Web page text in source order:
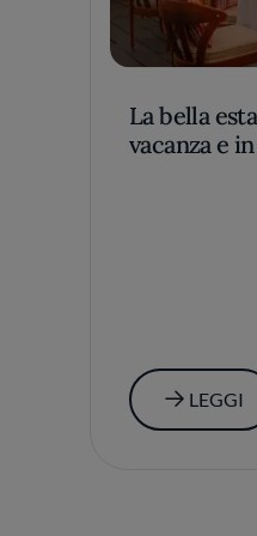
La bella
vacanza e
LEGGI